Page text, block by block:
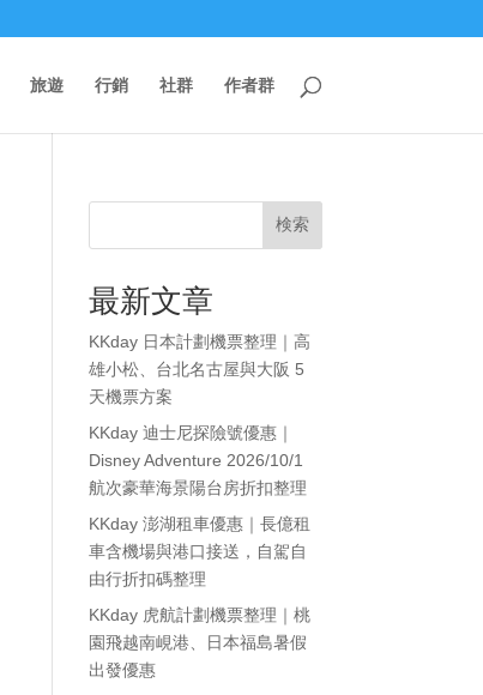
旅遊 行銷 社群 作者群
検索
最新文章
KKday 日本計劃機票整理｜高
雄小松、台北名古屋與大阪 5
天機票方案
KKday 迪士尼探險號優惠｜
Disney Adventure 2026/10/1
航次豪華海景陽台房折扣整理
KKday 澎湖租車優惠｜長億租
車含機場與港口接送，自駕自
由行折扣碼整理
KKday 虎航計劃機票整理｜桃
園飛越南峴港、日本福島暑假
出發優惠